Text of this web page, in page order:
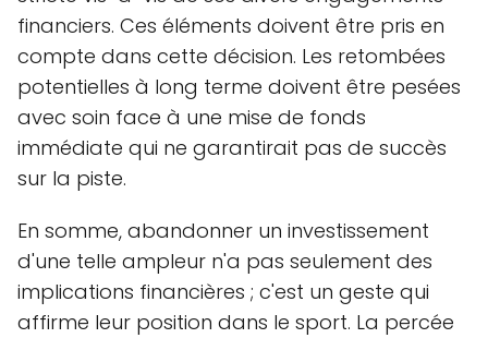
financiers. Ces éléments doivent être pris en
compte dans cette décision. Les retombées
potentielles à long terme doivent être pesées
avec soin face à une mise de fonds
immédiate qui ne garantirait pas de succès
sur la piste.
En somme, abandonner un investissement
d'une telle ampleur n'a pas seulement des
implications financières ; c'est un geste qui
affirme leur position dans le sport. La percée